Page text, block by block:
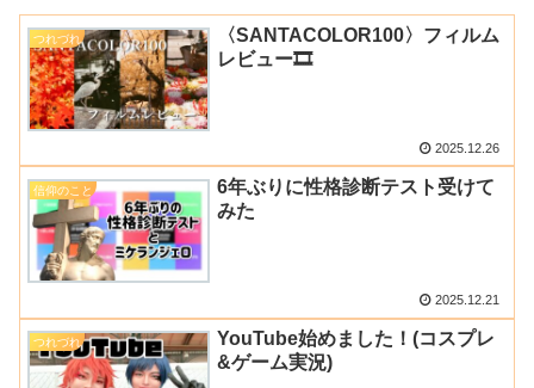
つれづれ
〈SANTACOLOR100〉フィルム
レビュー🎞️
2025.12.26
信仰のこと
6年ぶりに性格診断テスト受けて
みた
2025.12.21
つれづれ
YouTube始めました！(コスプレ
&ゲーム実況)